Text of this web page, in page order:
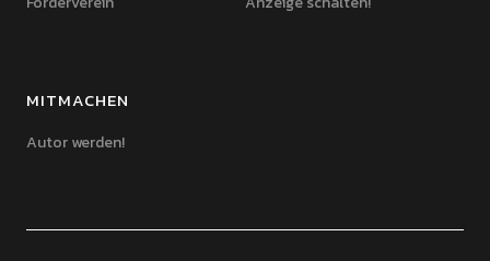
MITMACHEN
Autor werden!